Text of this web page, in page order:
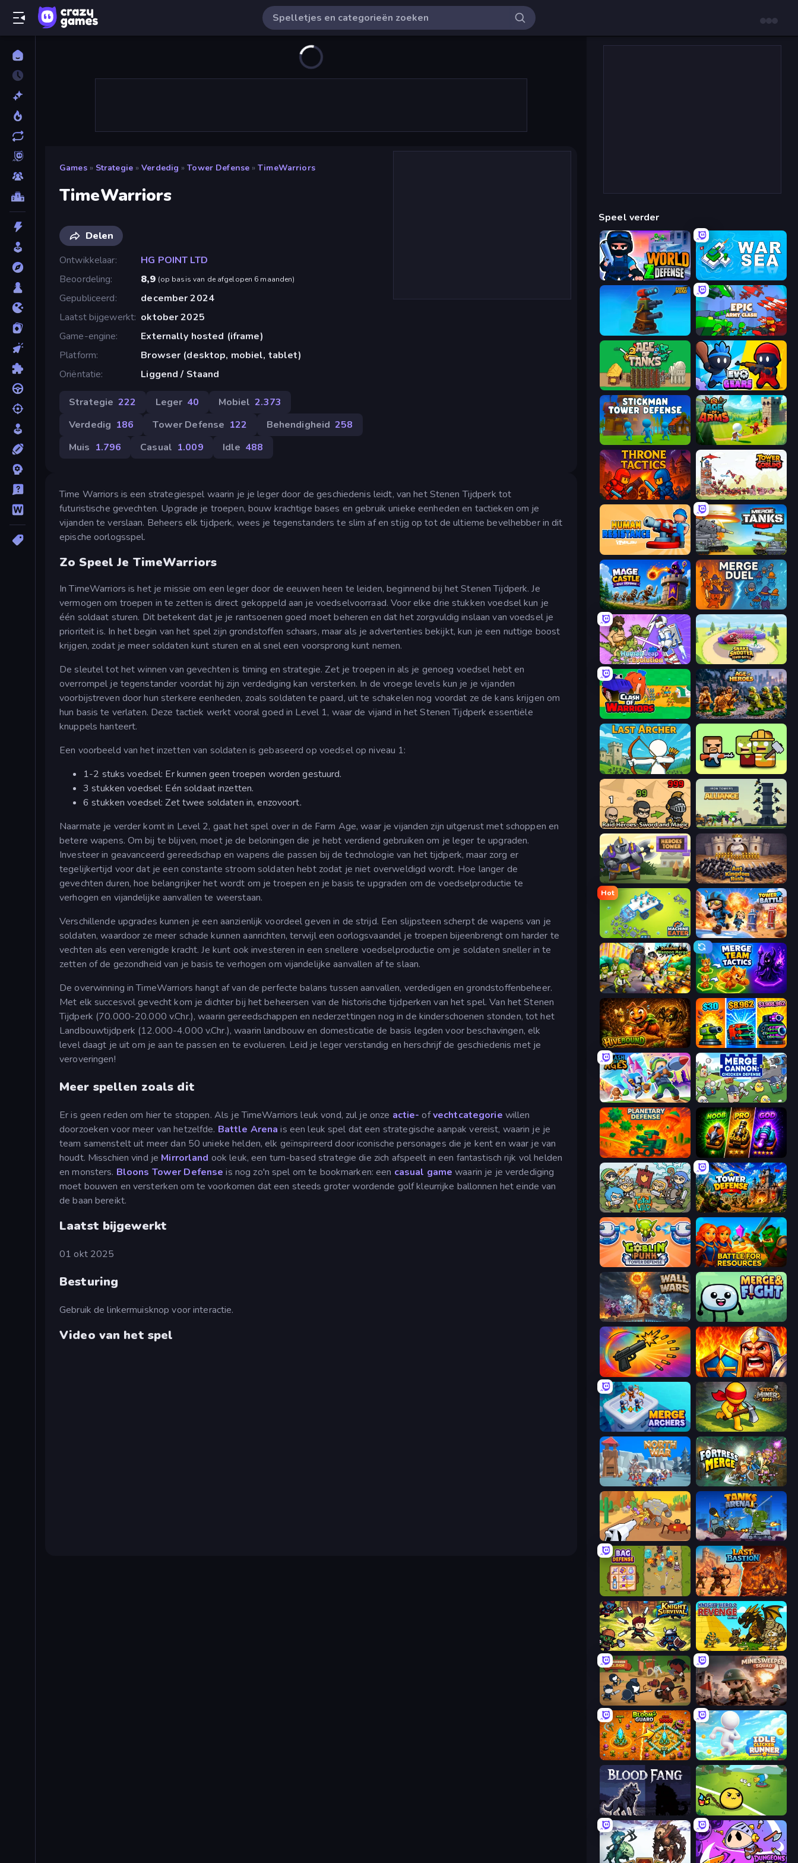
Games » Strategie » Verdedig » Tower Defense » TimeWarriors
TimeWarriors
Delen
Ontwikkelaar
HG POINT LTD
Beoordeling
8,9 (op basis van de afgelopen 6 maanden)
Gepubliceerd
december 2024
Laatst bijgewerkt oktober 2025
Game-engine
Externally hosted (iframe)
Platform
Browser (desktop, mobiel, tablet)
Oriëntatie
Liggend / Staand
Strategie 222 Leger 40 Mobiel 2.373
Verdedig 186 Tower Defense 122 Behendigheid 258
Muis 1.796 Casual 1.009 Idle 488
Time Warriors is een strategiespel waarin je je leger door de geschiedenis leidt, van het Stenen Tijdperk tot
futuristische gevechten. Upgrade je troepen, bouw krachtige bases en gebruik unieke eenheden en tactieken om je
vijanden te verslaan. Beheers elk tijdperk, wees je tegenstanders te slim af en stijg op tot de ultieme bevelhebber in dit
epische oorlogsspel.
Zo Speel Je TimeWarriors
In TimeWarriors is het je missie om een leger door de eeuwen heen te leiden, beginnend bij het Stenen Tijdperk. Je
vermogen om troepen in te zetten is direct gekoppeld aan je voedselvoorraad. Voor elke drie stukken voedsel kun je
één soldaat sturen. Dit betekent dat je je rantsoenen goed moet beheren en dat het zorgvuldig inslaan van voedsel je
prioriteit is. In het begin van het spel zijn grondstoffen schaars, maar als je advertenties bekijkt, kun je een nuttige boost
krijgen, zodat je meer soldaten kunt sturen en al snel een voorsprong kunt nemen.
De sleutel tot het winnen van gevechten is timing en strategie. Zet je troepen in als je genoeg voedsel hebt en
overrompel je tegenstander voordat hij zijn verdediging kan versterken. In de vroege levels kun je je vijanden
voorbijstreven door hun sterkere eenheden, zoals soldaten te paard, uit te schakelen nog voordat ze de kans krijgen om
hun basis te verlaten. Deze tactiek werkt vooral goed in Level 1, waar de vijand in het Stenen Tijdperk essentiële
knuppels hanteert.
Een voorbeeld van het inzetten van soldaten is gebaseerd op voedsel op niveau 1:
1-2 stuks voedsel: Er kunnen geen troepen worden gestuurd.
3 stukken voedsel: Eén soldaat inzetten.
6 stukken voedsel: Zet twee soldaten in, enzovoort.
Naarmate je verder komt in Level 2, gaat het spel over in de Farm Age, waar je vijanden zijn uitgerust met schoppen en
betere wapens. Om bij te blijven, moet je de beloningen die je hebt verdiend gebruiken om je leger te upgraden.
Investeer in geavanceerd gereedschap en wapens die passen bij de technologie van het tijdperk, maar zorg er
tegelijkertijd voor dat je een constante stroom soldaten hebt zodat je niet overweldigd wordt. Hoe langer de
gevechten duren, hoe belangrijker het wordt om je troepen en je basis te upgraden om de voedselproductie te
verhogen en vijandelijke aanvallen te weerstaan.
Verschillende upgrades kunnen je een aanzienlijk voordeel geven in de strijd. Een slijpsteen scherpt de wapens van je
soldaten, waardoor ze meer schade kunnen aanrichten, terwijl een oorlogsvaandel je troepen bijeenbrengt om harder te
vechten als een verenigde kracht. Je kunt ook investeren in een snellere voedselproductie om je soldaten sneller in te
zetten of de gezondheid van je basis te verhogen om vijandelijke aanvallen af te slaan.
De overwinning in TimeWarriors hangt af van de perfecte balans tussen aanvallen, verdedigen en grondstoffenbeheer.
Met elk succesvol gevecht kom je dichter bij het beheersen van de historische tijdperken van het spel. Van het Stenen
Tijdperk (70.000-20.000 v.Chr.), waarin gereedschappen en nederzettingen nog in de kinderschoenen stonden, tot het
Landbouwtijdperk (12.000-4.000 v.Chr.), waarin landbouw en domesticatie de basis legden voor beschavingen, elk
level daagt je uit om je aan te passen en te evolueren. Leid je leger verstandig en herschrijf de geschiedenis met je
veroveringen!
Meer spellen zoals dit
Er is geen reden om hier te stoppen. Als je TimeWarriors leuk vond, zul je onze actie- ofvechtcategorie willen
doorzoeken voor meer van hetzelfde. Battle Arena is een leuk spel dat een strategische aanpak vereist, waarin je je
team samenstelt uit meer dan 50 unieke helden, elk geïnspireerd door iconische personages die je kent en waar je van
houdt. Misschien vind je Mirrorland ook leuk, een turn-based strategie die zich afspeelt in een fantastisch rijk vol helden
en monsters. Bloons Tower Defense is nog zo'n spel om te bookmarken: een casual game waarin je je verdediging
moet bouwen en versterken om te voorkomen dat een steeds groter wordende golf kleurrijke ballonnen het einde van
de baan bereikt.
Laatst bijgewerkt
01 okt 2025
Besturing
Gebruik de linkermuisknop voor interactie.
Video van het spel
Speel verder
World Z Defense - Zombie Defense War Sea
Furry Road Epic Army Clash
Age of Tanks Warriors: TD War Evo Gears
Age Of Arms
Throne Tactics Tower vs Goblins
Human Resistance Merge Master Tanks: Tank Wars
Mage Castle Idle Defense MergeDuel.io
Human Leap: Evolution Snake Shooter: Tower Battle
Clash of Warriors Age of Heroes
Last Archer Zombie Horde: Build & Survive
Raid Heroes: Sword and Magic Iron Towers Alliance
Heroes Tower Ant Kingdom Rush
Hot
Machine Eater Tower Battle
Zombies 4 Weapon Merge Merge Team Tactics
Hivebound Pumpkin Defense: Merge Cannon
Clash of Ages Merge Cannon: Chicken Defense
Planetary Defense Merge Survival
Raid Heroes: Total War Tower Defense
Goblin Punk Tower Defense Battle for Resources
Wall Wars Merge & Fight
Chair Force Buzz WarLink: Crown & Clash
Merge Archers Stick Miner Idle
North War Fortress Merge
Idle Gun Survivor Tanks Arena io: Craft & Combat
Bag Defense Last Bastion
Knight Survival Knight Hero 2 Revenge Idle RPG
Warrior Clash Minesweeper Squad
BloomGuard Idle Clicker Runner
Blood Fang Monster Mixer Idle